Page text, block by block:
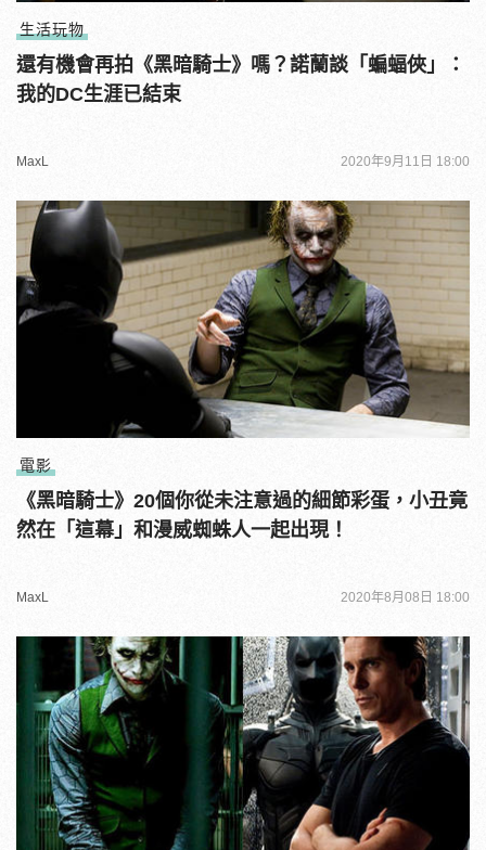
生活玩物
還有機會再拍《黑暗騎士》嗎？諾蘭談「蝙蝠俠」：
我的DC生涯已結束
MaxL 2020年9月11日 18:00
電影
《黑暗騎士》20個你從未注意過的細節彩蛋，小丑竟
然在「這幕」和漫威蜘蛛人一起出現！
MaxL 2020年8月08日 18:00